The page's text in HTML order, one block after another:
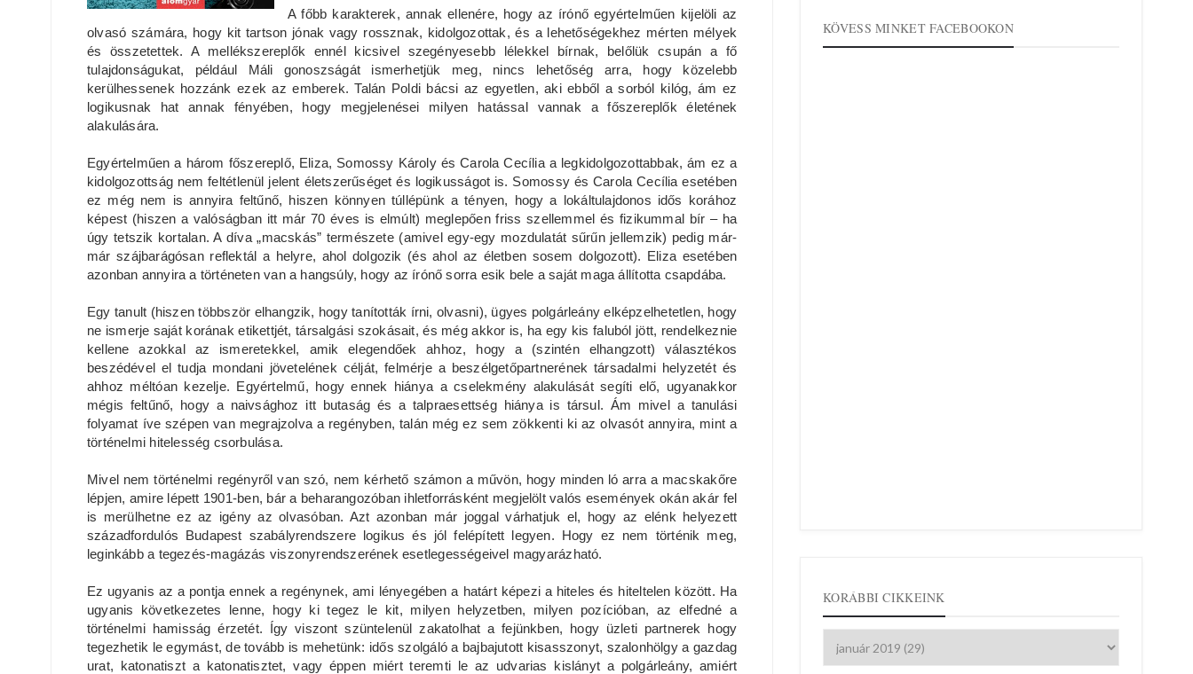
A főbb karakterek, annak ellenére, hogy az írónő egyértelműen kijelöli az
olvasó számára, hogy kit tartson jónak vagy rossznak, kidolgozottak, és a lehetőségekhez mérten mélyek
és összetettek. A mellékszereplők ennél kicsivel szegényesebb lélekkel bírnak, belőlük csupán a fő
tulajdonságukat, például Máli gonoszságát ismerhetjük meg, nincs lehetőség arra, hogy közelebb
kerülhessenek hozzánk ezek az emberek. Talán Poldi bácsi az egyetlen, aki ebből a sorból kilóg, ám ez
logikusnak hat annak fényében, hogy megjelenései milyen hatással vannak a főszereplők életének
alakulására.
Egyértelműen a három főszereplő, Eliza, Somossy Károly és Carola Cecília a legkidolgozottabbak, ám ez a
kidolgozottság nem feltétlenül jelent életszerűséget és logikusságot is. Somossy és Carola Cecília esetében
ez még nem is annyira feltűnő, hiszen könnyen túllépünk a tényen, hogy a lokáltulajdonos idős korához
képest (hiszen a valóságban itt már 70 éves is elmúlt) meglepően friss szellemmel és fizikummal bír – ha
úgy tetszik kortalan. A díva „macskás” természete (amivel egy-egy mozdulatát sűrűn jellemzik) pedig már-
már szájbarágósan reflektál a helyre, ahol dolgozik (és ahol az életben sosem dolgozott). Eliza esetében
azonban annyira a történeten van a hangsúly, hogy az írónő sorra esik bele a saját maga állította csapdába.
Egy tanult (hiszen többször elhangzik, hogy tanították írni, olvasni), ügyes polgárleány elképzelhetetlen, hogy
ne ismerje saját korának etikettjét, társalgási szokásait, és még akkor is, ha egy kis faluból jött, rendelkeznie
kellene azokkal az ismeretekkel, amik elegendőek ahhoz, hogy a (szintén elhangzott) választékos
beszédével el tudja mondani jövetelének célját, felmérje a beszélgetőpartnerének társadalmi helyzetét és
ahhoz méltóan kezelje. Egyértelmű, hogy ennek hiánya a cselekmény alakulását segíti elő, ugyanakkor
mégis feltűnő, hogy a naivsághoz itt butaság és a talpraesettség hiánya is társul. Ám mivel a tanulási
folyamat íve szépen van megrajzolva a regényben, talán még ez sem zökkenti ki az olvasót annyira, mint a
történelmi hitelesség csorbulása.
Mivel nem történelmi regényről van szó, nem kérhető számon a művön, hogy minden ló arra a macskakőre
lépjen, amire lépett 1901-ben, bár a beharangozóban ihletforrásként megjelölt valós események okán akár fel
is merülhetne ez az igény az olvasóban. Azt azonban már joggal várhatjuk el, hogy az elénk helyezett
századfordulós Budapest szabályrendszere logikus és jól felépített legyen. Hogy ez nem történik meg,
leginkább a tegezés-magázás viszonyrendszerének esetlegességeivel magyarázható.
Ez ugyanis az a pontja ennek a regénynek, ami lényegében a határt képezi a hiteles és hiteltelen között. Ha
ugyanis következetes lenne, hogy ki tegez le kit, milyen helyzetben, milyen pozícióban, az elfedné a
történelmi hamisság érzetét. Így viszont szüntelenül zakatolhat a fejünkben, hogy üzleti partnerek hogy
tegezhetik le egymást, de tovább is mehetünk: idős szolgáló a bajbajutott kisasszonyt, szalonhölgy a gazdag
urat, katonatiszt a katonatisztet, vagy éppen miért teremti le az udvarias kislányt a polgárleány, amiért
KÖVESS MINKET FACEBOOKON
KORÁBBI CIKKEINK